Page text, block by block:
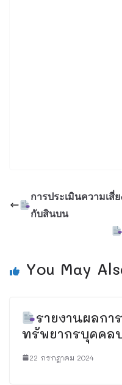
การประเมินความเสี่
กับสินบน
You May
รายงานผลกา
ทรัพยากรบุคคล
22 กรกฎาคม 2024